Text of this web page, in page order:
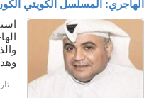
الهاجري: المسلسل الكويتي